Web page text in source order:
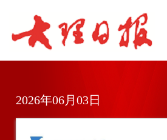
2026年06月03日